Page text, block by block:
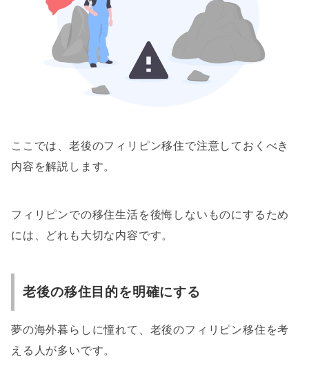
ここでは、老後のフィリピン移住で注意しておくべき
内容を解説します。
フィリピンでの移住生活を後悔しないものにするため
には、どれも大切な内容です。
老後の移住目的を明確にする
夢の海外暮らしに憧れて、老後のフィリピン移住を考
える人が多いです。